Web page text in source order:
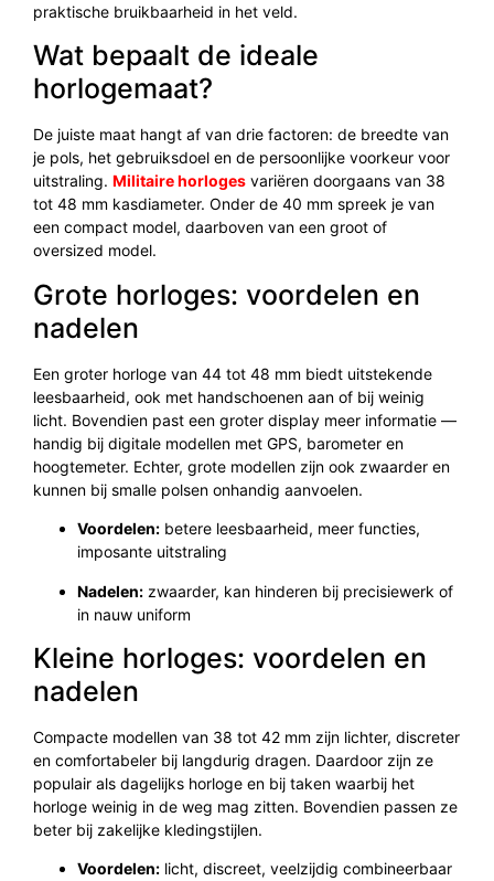
praktische bruikbaarheid in het veld.
Wat bepaalt de ideale
horlogemaat?
De juiste maat hangt af van drie factoren: de breedte van
je pols, het gebruiksdoel en de persoonlijke voorkeur voor
uitstraling. Militaire horloges variëren doorgaans van 38
tot 48 mm kasdiameter. Onder de 40 mm spreek je van
een compact model, daarboven van een groot of
oversized model.
Grote horloges: voordelen en
nadelen
Een groter horloge van 44 tot 48 mm biedt uitstekende
leesbaarheid, ook met handschoenen aan of bij weinig
licht. Bovendien past een groter display meer informatie —
handig bij digitale modellen met GPS, barometer en
hoogtemeter. Echter, grote modellen zijn ook zwaarder en
kunnen bij smalle polsen onhandig aanvoelen.
Voordelen: betere leesbaarheid, meer functies,
imposante uitstraling
Nadelen: zwaarder, kan hinderen bij precisiewerk of
in nauw uniform
Kleine horloges: voordelen en
nadelen
Compacte modellen van 38 tot 42 mm zijn lichter, discreter
en comfortabeler bij langdurig dragen. Daardoor zijn ze
populair als dagelijks horloge en bij taken waarbij het
horloge weinig in de weg mag zitten. Bovendien passen ze
beter bij zakelijke kledingstijlen.
Voordelen: licht, discreet, veelzijdig combineerbaar